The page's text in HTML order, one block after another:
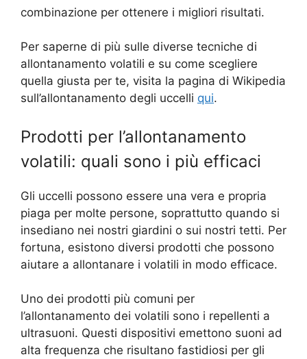
combinazione per ottenere i migliori risultati.
Per saperne di più sulle diverse tecniche di
allontanamento volatili e su come scegliere
quella giusta per te, visita la pagina di Wikipedia
sull’allontanamento degli uccelli qui.
Prodotti per l’allontanamento
volatili: quali sono i più efficaci
Gli uccelli possono essere una vera e propria
piaga per molte persone, soprattutto quando si
insediano nei nostri giardini o sui nostri tetti. Per
fortuna, esistono diversi prodotti che possono
aiutare a allontanare i volatili in modo efficace.
Uno dei prodotti più comuni per
l’allontanamento dei volatili sono i repellenti a
ultrasuoni. Questi dispositivi emettono suoni ad
alta frequenza che risultano fastidiosi per gli